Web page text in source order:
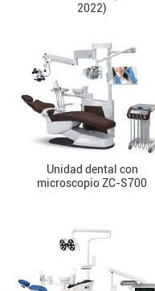
2022)
Unidad dental con
microscopio ZC-S700